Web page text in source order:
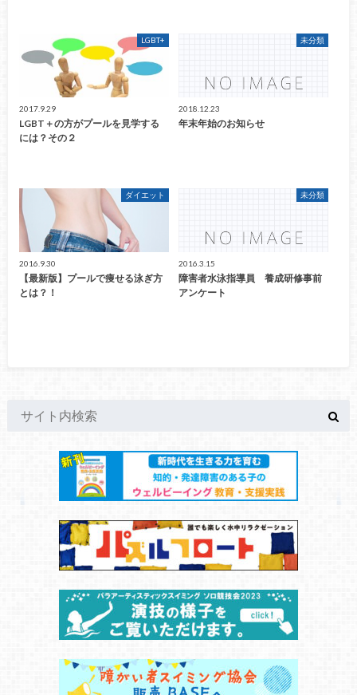
LGBT+
2017.9.29
LGBT＋の方がプールを見学する
には？その２
未分類
2018.12.23
年末年始のお知らせ
ダイエット
2016.9.30
【最新版】プールで痩せる泳ぎ方
とは？！
未分類
2016.3.15
障害者水泳指導員 養成研修事前
アンケート